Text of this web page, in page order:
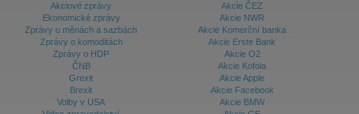
Akciové zprávy
Ekonomické zprávy
Zprávy o měnách a sazbách
Zprávy o komoditách
Zprávy o HDP
ČNB
Grexit
Brexit
Volby v USA
Akcie ČEZ
Akcie NWR
Akcie Komerční banka
Akcie Erste Bank
Akcie O2
Akcie Kofola
Akcie Apple
Akcie Facebook
Akcie BMW